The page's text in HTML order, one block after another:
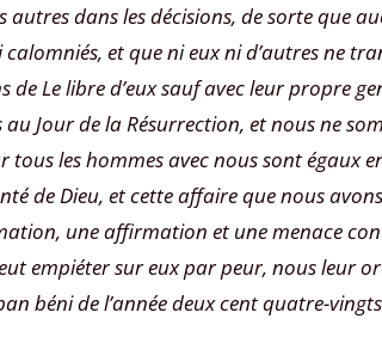
autres dans les décisions, de sorte que
et que ni eux ni d’autres ne
de Le libre d’eux sauf avec leur propre
Jour de la Résurrection, et nous ne
tous les hommes avec nous sont
de Dieu, et cette affaire que nous
une affirmation et une menace
empiéter sur eux par peur, nous leur
béni de l’année deux cent quatre-